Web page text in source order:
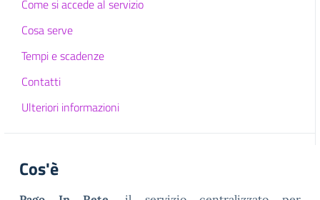
Come si accede al servizio
Cosa serve
Tempi e scadenze
Contatti
Ulteriori informazioni
Cos'è